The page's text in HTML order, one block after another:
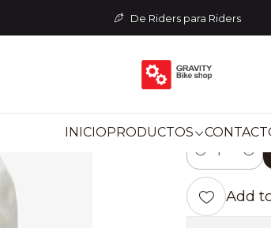
INICIOPRODUCTOS
De Riders para Riders
Jockeys y Gorros JOCKEY 100% ICON
|
White
Quantity
Add